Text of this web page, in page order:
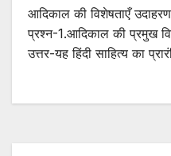
आदिकाल की विशेषताएँ
प्रश्न-1.आदिकाल की प्रमुख
उत्तर-यह हिंदी साहित्य का